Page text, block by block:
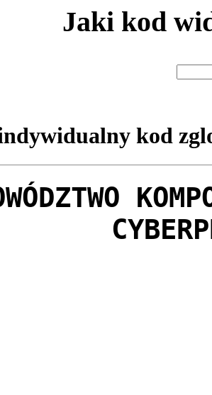
Jaki kod
kod